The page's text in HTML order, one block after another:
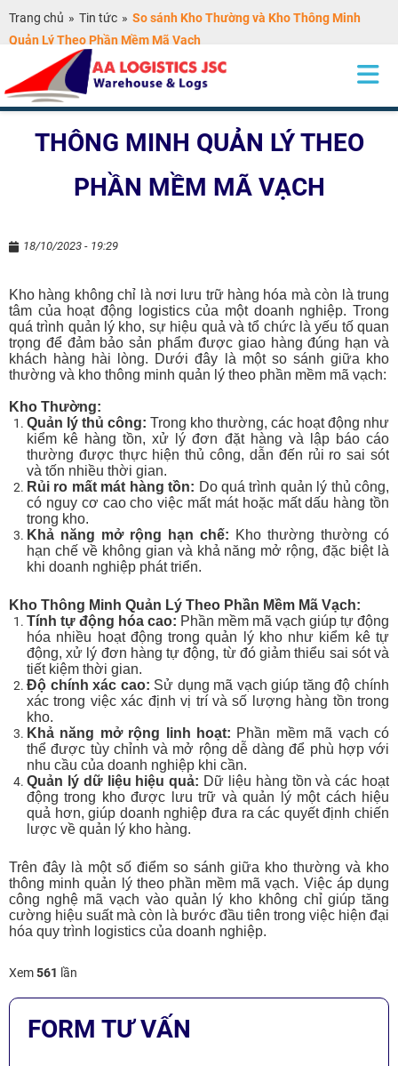
Trang chủ » Tin tức » So sánh Kho Thường và Kho Thông Minh
Quản Lý Theo Phần Mềm Mã Vạch
SO SÁNH KHO THƯỜNG VÀ KHO
THÔNG MINH QUẢN LÝ THEO
PHẦN MỀM MÃ VẠCH
18/10/2023 - 19:29
Kho hàng không chỉ là nơi lưu trữ hàng hóa mà còn là trung
tâm của hoạt động logistics của một doanh nghiệp. Trong
quá trình quản lý kho, sự hiệu quả và tổ chức là yếu tố quan
trọng để đảm bảo sản phẩm được giao hàng đúng hạn và
khách hàng hài lòng. Dưới đây là một so sánh giữa kho
thường và kho thông minh quản lý theo phần mềm mã vạch:
Kho Thường:
Quản lý thủ công: Trong kho thường, các hoạt động như
kiểm kê hàng tồn, xử lý đơn đặt hàng và lập báo cáo
thường được thực hiện thủ công, dẫn đến rủi ro sai sót
và tốn nhiều thời gian.
Rủi ro mất mát hàng tồn: Do quá trình quản lý thủ công,
có nguy cơ cao cho việc mất mát hoặc mất dấu hàng tồn
trong kho.
Khả năng mở rộng hạn chế: Kho thường thường có
hạn chế về không gian và khả năng mở rộng, đặc biệt là
khi doanh nghiệp phát triển.
Kho Thông Minh Quản Lý Theo Phần Mềm Mã Vạch:
Tính tự động hóa cao: Phần mềm mã vạch giúp tự động
hóa nhiều hoạt động trong quản lý kho như kiểm kê tự
động, xử lý đơn hàng tự động, từ đó giảm thiểu sai sót và
tiết kiệm thời gian.
Độ chính xác cao: Sử dụng mã vạch giúp tăng độ chính
xác trong việc xác định vị trí và số lượng hàng tồn trong
kho.
Khả năng mở rộng linh hoạt: Phần mềm mã vạch có
thể được tùy chỉnh và mở rộng dễ dàng để phù hợp với
nhu cầu của doanh nghiệp khi cần.
Quản lý dữ liệu hiệu quả: Dữ liệu hàng tồn và các hoạt
động trong kho được lưu trữ và quản lý một cách hiệu
quả hơn, giúp doanh nghiệp đưa ra các quyết định chiến
lược về quản lý kho hàng.
Trên đây là một số điểm so sánh giữa kho thường và kho
thông minh quản lý theo phần mềm mã vạch. Việc áp dụng
công nghệ mã vạch vào quản lý kho không chỉ giúp tăng
cường hiệu suất mà còn là bước đầu tiên trong việc hiện đại
hóa quy trình logistics của doanh nghiệp.
Xem561 lần
FORM TƯ VẤN